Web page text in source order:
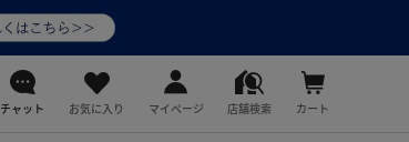
チャット お気に入り マイページ 店舗検索 カート